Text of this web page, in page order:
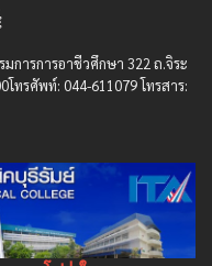
การการอาชีวศึกษา 322 ถ.จิระ
โทรศัพท์: 044-611079 โทรสาร: